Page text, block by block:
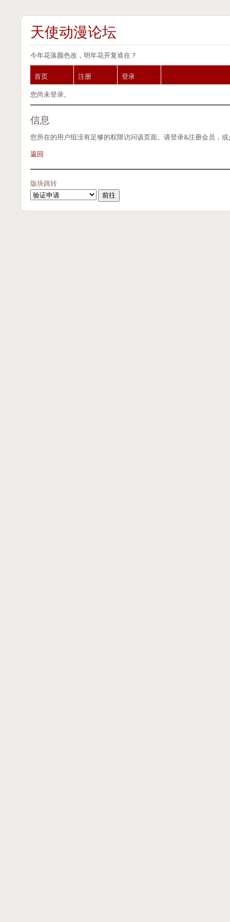
天使动漫论坛
今年花落颜色改，明年花开复谁在？
首页 注册
登录
您尚未登录。
信息
您所在的用户组没有足够的权限访问该页面。请登录&注册会员，
返回
版块跳转